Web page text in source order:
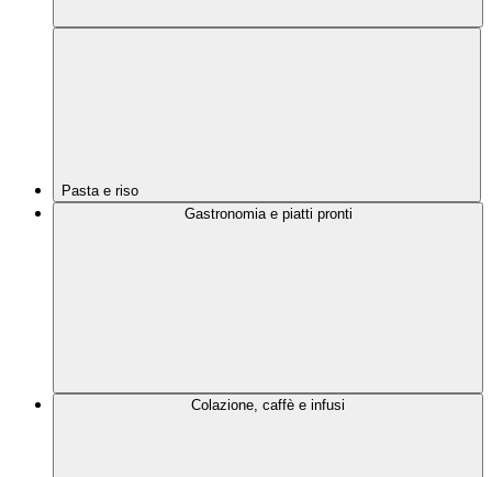
Pasta e riso
Gastronomia e piatti pronti
Colazione, caffè e infusi